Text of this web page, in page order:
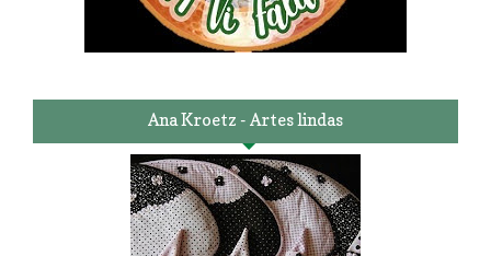
Ana Kroetz - Artes lindas